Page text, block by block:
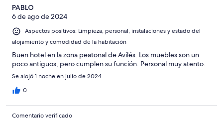
PABLO
6 de ago de 2024
Aspectos positivos: Limpieza, personal, instalaciones y estado del
alojamiento y comodidad de la habitación
Buen hotel en la zona peatonal de Avilés. Los muebles son un
poco antiguos, pero cumplen su función. Personal muy atento.
Se alojó 1 noche en julio de 2024
0
Comentario verificado